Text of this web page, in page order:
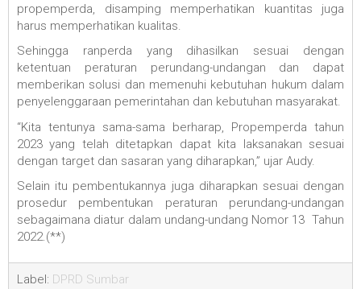
propemperda, disamping memperhatikan kuantitas juga
harus memperhatikan kualitas.
Sehingga ranperda yang dihasilkan sesuai dengan
ketentuan peraturan perundang-undangan dan dapat
memberikan solusi dan memenuhi kebutuhan hukum dalam
penyelenggaraan pemerintahan dan kebutuhan masyarakat.
“Kita tentunya sama-sama berharap, Propemperda tahun
2023 yang telah ditetapkan dapat kita laksanakan sesuai
dengan target dan sasaran yang diharapkan,” ujar Audy.
Selain itu pembentukannya juga diharapkan sesuai dengan
prosedur pembentukan peraturan perundang-undangan
sebagaimana diatur dalam undang-undang Nomor 13 Tahun
2022.(**)
Label: DPRD Sumbar